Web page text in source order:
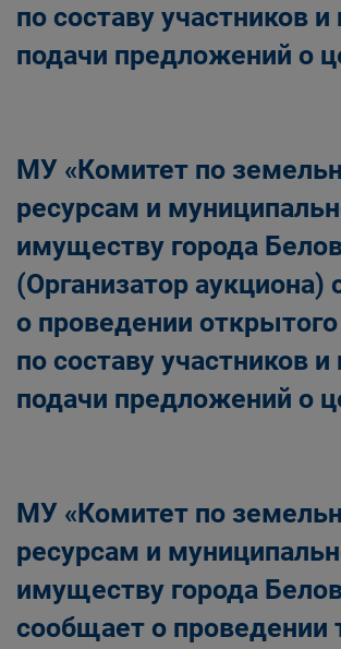
по составу участников
подачи предложений о
МУ «Комитет по
ресурсам и
имуществу города
(Организатор аукциона)
о проведении
по составу участников
подачи предложений о
МУ «Комитет по
ресурсам и
имуществу города
сообщает о проведении